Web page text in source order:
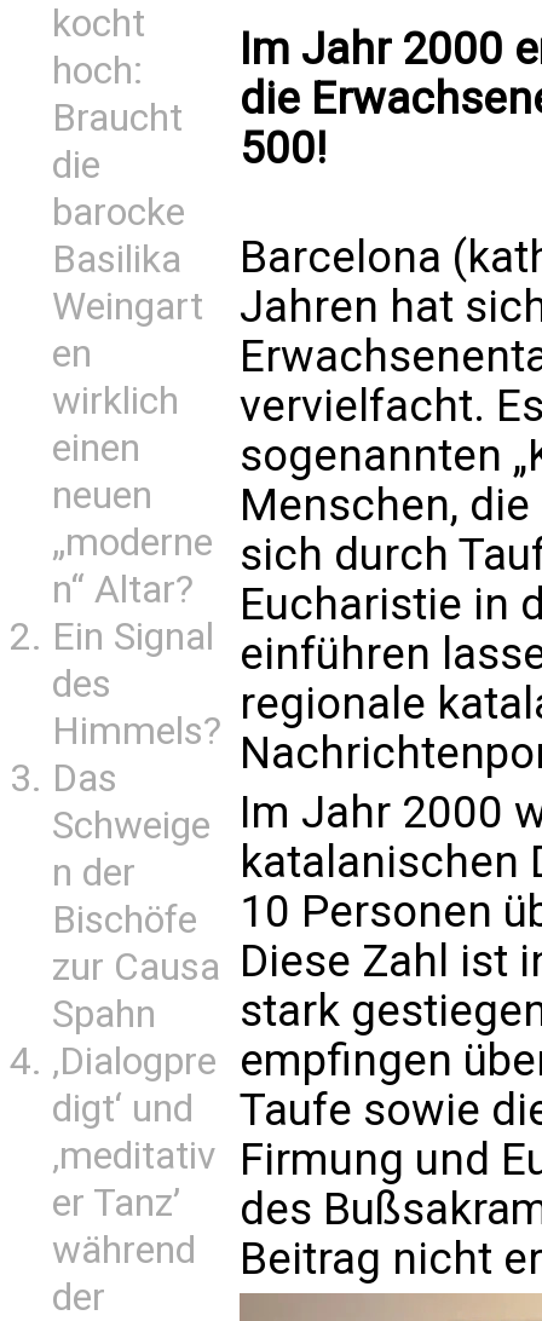
kocht
hoch:
Braucht
die
barocke
Basilika
Weingart
en
wirklich
einen
neuen
„moderne
n“ Altar?
Ein Signal
des
Himmels?
Das
Schweige
n der
Bischöfe
zur Causa
Spahn
‚Dialogpre
digt‘ und
‚meditativ
er Tanz’
während
der
Im Jahr 2000
die
500!
Barcelona
Jahren hat
vervielfacht.
sogenannten
Menschen,
sich durch
Eucharistie in
einführen
regionale
Im Jahr 2000
katalanischen
10 Personen
Diese Zahl ist
stark
empfingen
Taufe sowie
Firmung und
des
Beitrag nicht